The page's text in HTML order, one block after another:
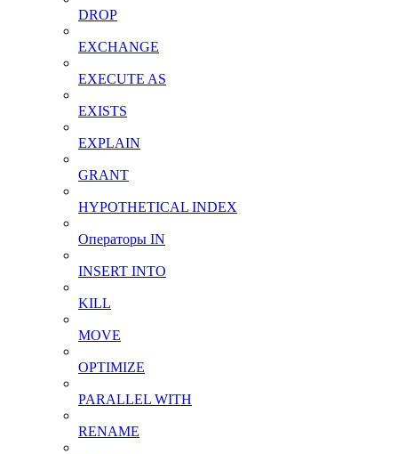
DROP
EXCHANGE
EXECUTE AS
EXISTS
EXPLAIN
GRANT
HYPOTHETICAL INDEX
Операторы IN
INSERT INTO
KILL
MOVE
OPTIMIZE
PARALLEL WITH
RENAME